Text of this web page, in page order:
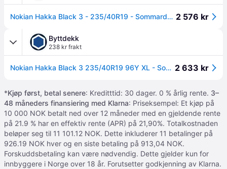
Nokian Hakka Black 3 - 235/40R19 - Sommardäck 2 576 kr
Byttdekk
238 kr frakt
Nokian Hakka Black 3 235/40R19 96Y XL - Sommerdekk 2 633 kr
*Kjøp først, betal senere: Kreditttid: 30 dager. 0 % årlig rente. 3–
48 måneders finansiering med Klarna: Priseksempel: Et kjøp på
10 000 NOK betalt ned over 12 måneder med en gjeldende rente
på 21.9 % har en effektiv rente (APR) på 21,90%. Totalkostnaden
beløper seg til 11 101.12 NOK. Dette inkluderer 11 betalinger på
926.19 NOK hver og en siste betaling på 913,04 NOK.
Forskuddsbetaling kan være nødvendig. Dette gjelder kun for
innbyggere i Norge over 18 år. Forutsetter godkjenning av Klarna.